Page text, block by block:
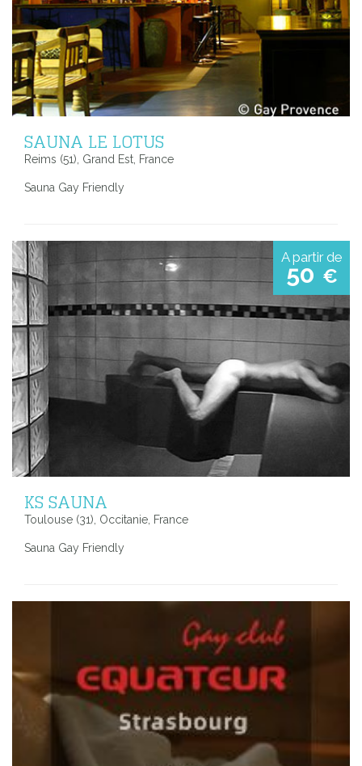
SAUNA LE LOTUS
Reims (51), Grand Est, France
Sauna Gay Friendly
A partir de
50 €
KS SAUNA
Toulouse (31), Occitanie, France
Sauna Gay Friendly